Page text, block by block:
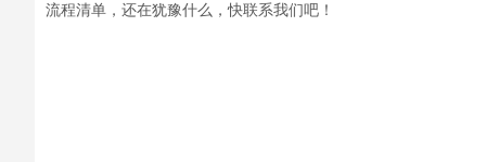
流程清单，还在犹豫什么，快联系我们吧！